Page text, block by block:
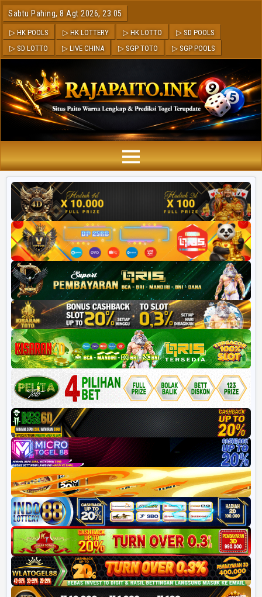
Sabtu Pahing, 8 Agt 2026, 23:05
▷ HK POOLS ▷ HK LOTTERY ▷ HK LOTTO
▷ SD POOLS
▷ SD LOTTO
▷ LIVE CHINA ▷ SGP TOTO ▷ SGP POOLS